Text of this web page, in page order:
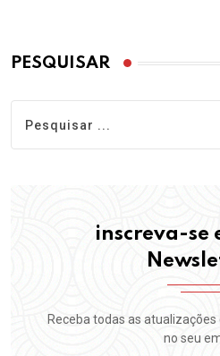
PESQUISAR
inscreva-se
Receba todas as
no seu